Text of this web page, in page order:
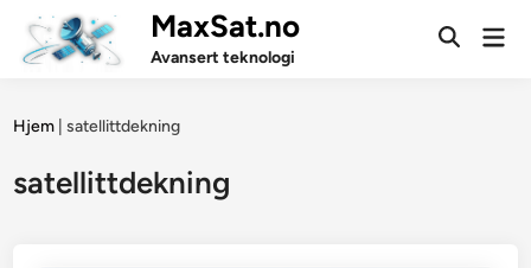
content
MaxSat.no
Avansert teknologi
Open
Hjem |satellittdekning
satellittdekning